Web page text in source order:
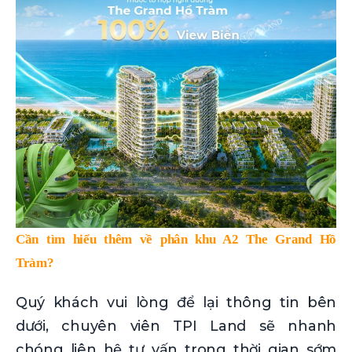
Cần tìm hiểu thêm về phân khu A2 The Grand Hồ
Tràm?
Quý khách vui lòng để lại thông tin bên
dưới, chuyên viên TPI Land sẽ nhanh